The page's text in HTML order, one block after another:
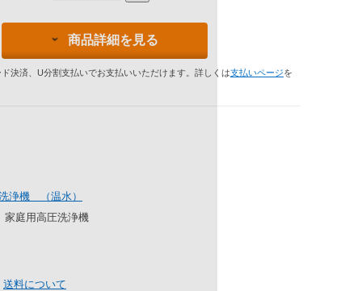
商品詳細を見る
決済、U分割支払いでお支払いいただけます。詳しくは支払いページを
浄機 （温水）
庭用高圧洗浄機
送料について